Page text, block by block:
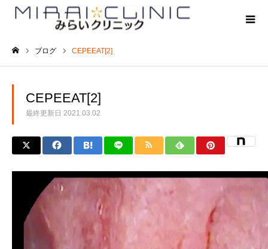
ブログ CEPEEAT[2]
CEPEEAT[2]
最終更新日 2021.03.02